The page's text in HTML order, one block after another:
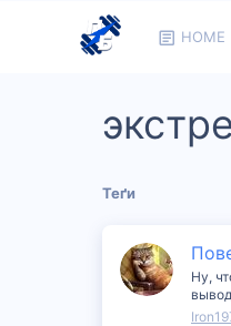
HOME
Теґи
Ну,